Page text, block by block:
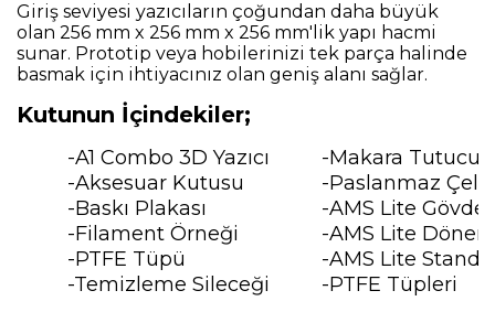
Giriş seviyesi yazıcıların çoğundan daha büyük
olan 256 mm x 256 mm x 256 mm'lik yapı hacmi
sunar. Prototip veya hobilerinizi tek parça halinde
basmak için ihtiyacınız olan geniş alanı sağlar.
Kutunun İçindekiler;
-A1 Combo 3D Yazıcı
-Makara Tutucu
-Aksesuar Kutusu
-Paslanmaz Çelik
-Baskı Plakası
-AMS Lite Gövde
-Filament Örneği
-AMS Lite Döner
-PTFE Tüpü
-AMS Lite Standı
-Temizleme Sileceği
-PTFE Tüpleri